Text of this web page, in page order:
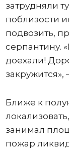
затрудняли
поблизости
подвозить,
серпантину.
доехали!
закружится»,
Ближе к
занимал
пожар